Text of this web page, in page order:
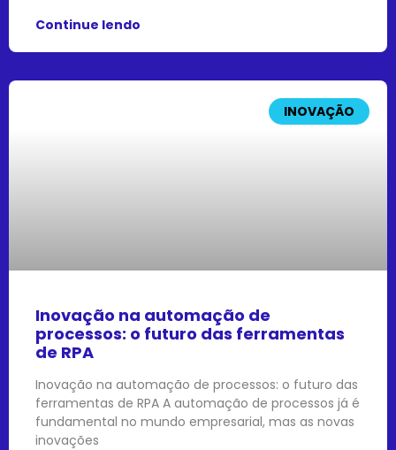
Continue lendo
INOVAÇÃO
Inovação na automação de
processos: o futuro das ferramentas
de RPA
Inovação na automação de processos: o futuro das
ferramentas de RPA A automação de processos já é
fundamental no mundo empresarial, mas as novas
inovações